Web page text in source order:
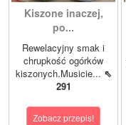
Kiszone inaczej,
po...
Rewelacyjny smak i
chrupkość ogórków
kiszonych.Musicie... ⇖
291
Zobacz przepis!